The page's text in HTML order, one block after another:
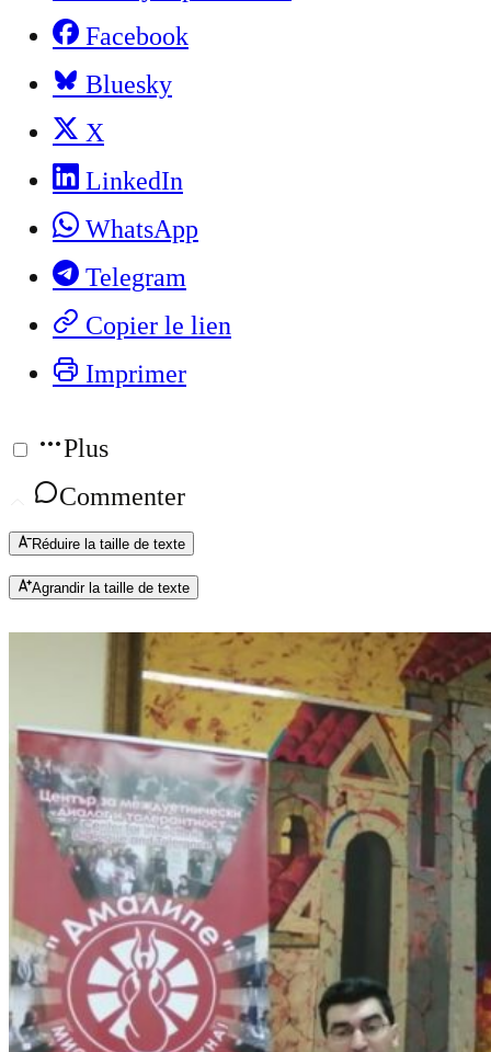
Facebook
Bluesky
X
LinkedIn
WhatsApp
Telegram
Copier le lien
Imprimer
Plus
Commenter
Réduire la taille de texte
Agrandir la taille de texte